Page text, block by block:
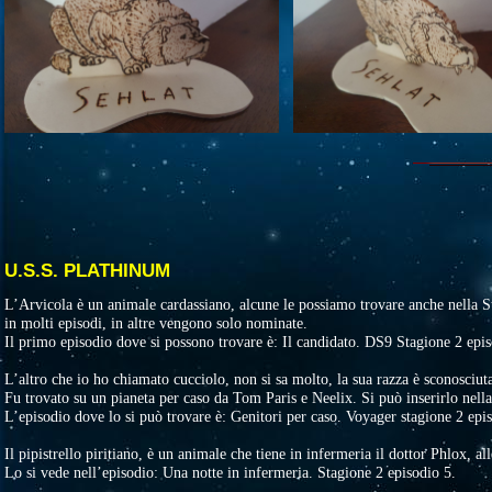
U.S.S. PLATHINUM
L’Arvicola è un animale cardassiano, alcune le possiamo trovare anche
in molti episodi, in altre vengono solo nominate.
Il primo episodio dove si possono trovare è: Il candidato. DS9 Stagione 2
L’altro che io ho chiamato cucciolo, non si sa molto, la sua razza è
Fu trovato su un pianeta per caso da Tom Paris e Neelix. Si può inserirlo
L’episodio dove lo si può trovare è: Genitori per caso. Voyager stagione 2
Il pipistrello piritiano, è un animale che tiene in infermeria il dottor Phlox,
Lo si vede nell’episodio: Una notte in infermeria. Stagione 2 episodio 5.